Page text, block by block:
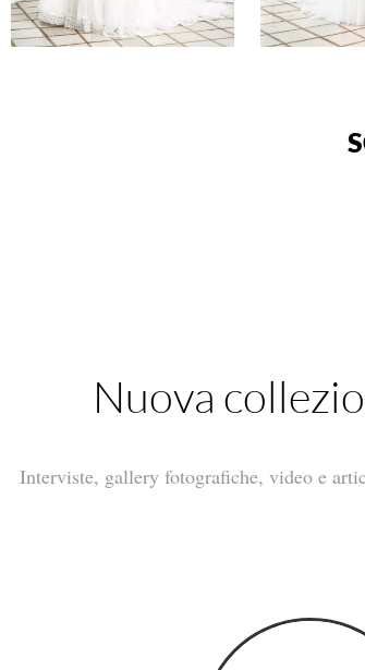
Nuova
Interviste, gallery fotografiche, video e